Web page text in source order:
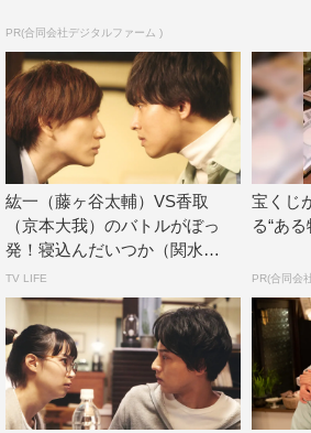
関水渚 コメント
ご迷惑をお掛けしたこともあったん
が温かくて、すごく幸せでした。た
てありがとうございました。また皆
したいです。終わってしまうのがと
皆さんのことが大好きです！ 本当
した。
京本大我 コメント
最初の頃、僕は週に一度くらいの頻
すが、「銀星荘」に入居したことも
PR(合同会社デジタルファーム )
紘一（藤ヶ谷太輔）VS香取
（京本大我）のバトルがぼっ
発！寝込んだいつか（関水
渚）...
TV LIFE
宝くじ
る“あ
PR(合同会